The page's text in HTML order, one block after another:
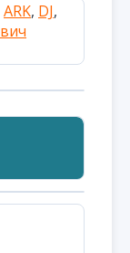
ARK, DJ,